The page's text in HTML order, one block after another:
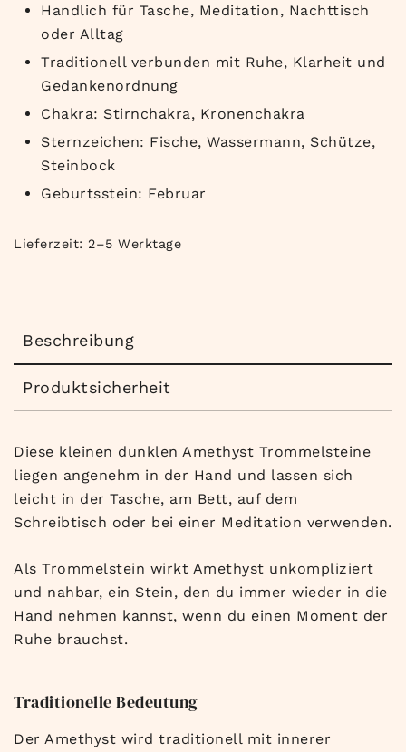
Handlich für Tasche, Meditation, Nachttisch
oder Alltag
Traditionell verbunden mit Ruhe, Klarheit und
Gedankenordnung
Chakra: Stirnchakra, Kronenchakra
Sternzeichen: Fische, Wassermann, Schütze,
Steinbock
Geburtsstein: Februar
Lieferzeit: 2–5 Werktage
Beschreibung
Produktsicherheit
Diese kleinen dunklen Amethyst Trommelsteine
liegen angenehm in der Hand und lassen sich
leicht in der Tasche, am Bett, auf dem
Schreibtisch oder bei einer Meditation verwenden.
Als Trommelstein wirkt Amethyst unkompliziert
und nahbar, ein Stein, den du immer wieder in die
Hand nehmen kannst, wenn du einen Moment der
Ruhe brauchst.
Traditionelle Bedeutung
Der Amethyst wird traditionell mit innerer